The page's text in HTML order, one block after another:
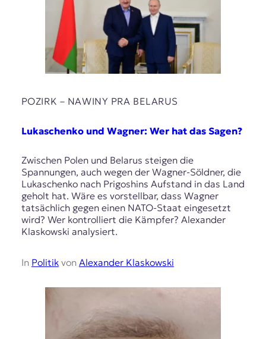
POZIRK – NAWІNY PRA BELARUS
Lukaschenko und Wagner: Wer hat das Sagen?
Zwischen Polen und Belarus steigen die
Spannungen, auch wegen der Wagner-Söldner, die
Lukaschenko nach Prigoshins Aufstand in das Land
geholt hat. Wäre es vorstellbar, dass Wagner
tatsächlich gegen einen NATO-Staat eingesetzt
wird? Wer kontrolliert die Kämpfer? Alexander
Klaskowski analysiert.
In Politikvon Alexander Klaskowski